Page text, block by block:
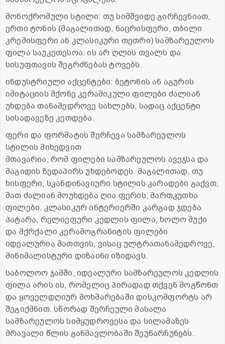
მონოქრომული სტილი: თუ სიმშვიდე გირჩევნიათ,
ერთი ტონის (მაგალითად, ნაცრისფერი, თბილი
კრემისფერი ან კლასიკური თეთრი) სამზარეულოს
ფილა საუკეთესოა. ის არ ღლის თვალს და
სისუფთავის შეგრძნებას ტოვებს.
ინდუსტრიული აქცენტები: ბეტონის ან აგურის
იმიტაციის მქონე კერამიკული ფილები ძალიან
უხდება თანამედროვე სახლებს, სადაც აქცენტი
სისადავეზე კეთდება.
ფერი და ფორმატის შერჩევა სამზარეულოს
სტილის მიხედვით
მთავარია, რომ ფილები სამზარეულოს ავეჯსა და
მაგიდის ზედაპირს უხდებოდეს. მაგალითად, თუ
ხისფერი, სკანდინავიური სტილის კარადები გაქვთ,
მათ ძალიან მოუხდება ღია ფერის, მართკუთხა
ფილები. კლასიკურ ინტერიერში კარგად ჯდება
პატარა, რელიეფური კედლის ფილა, ხოლო მუქი
და მქრქალი კერამოგრანიტის ფილები
იდეალურია მათთვის, ვისაც ულტრათანამედროვე,
მინიმალისტური დიზაინი იზიდავს.
საბოლოო ჯამში, იდეალური სამზარეულოს კედლის
ფილა არის ის, რომელიც პირადად თქვენ მოგწონთ
და ყოველდღიურ მოხმარებაში დისკომფორტს არ
შეგიქმნით. სწორად შერჩეული მასალა
სამზარეულოს სიმყუდროვესა და სილამაზეს
მრავალი წლის განმავლობაში შეუნარჩუნებს.